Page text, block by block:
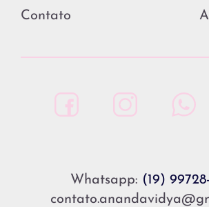
Whatsapp: (19)
Contato